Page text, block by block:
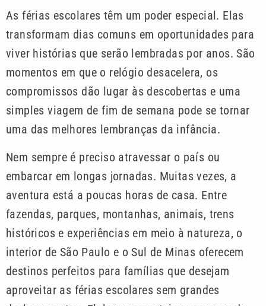
As férias escolares têm um poder especial. Elas
transformam dias comuns em oportunidades para
viver histórias que serão lembradas por anos. São
momentos em que o relógio desacelera, os
compromissos dão lugar às descobertas e uma
simples viagem de fim de semana pode se tornar
uma das melhores lembranças da infância.
Nem sempre é preciso atravessar o país ou
embarcar em longas jornadas. Muitas vezes, a
aventura está a poucas horas de casa. Entre
fazendas, parques, montanhas, animais, trens
históricos e experiências em meio à natureza, o
interior de São Paulo e o Sul de Minas oferecem
destinos perfeitos para famílias que desejam
aproveitar as férias escolares sem grandes